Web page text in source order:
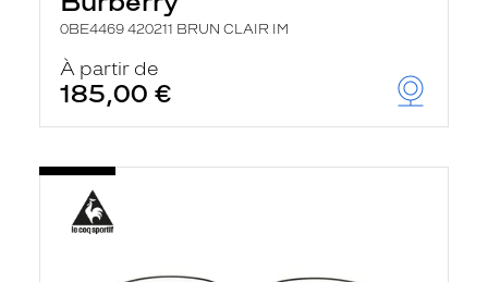
0BE4469 420211 BRUN CLAIR IM
À partir de
185,00 €